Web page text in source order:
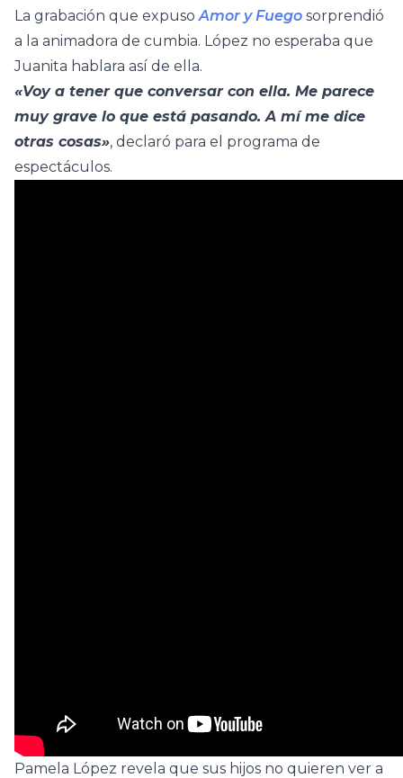
La grabación que expusoAmor y Fuego sorprendió
a la animadora de cumbia. López no esperaba que
Juanita hablara así de ella.
«Voy a tener que conversar con ella. Me parece
muy grave lo que está pasando. A mí me dice
otras cosas», declaró para el programa de
espectáculos.
Pamela López revela que sus hijos no quieren ver a